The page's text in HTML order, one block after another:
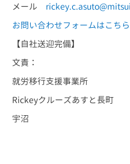
メール
お問い合わせフォームはこちら
【自社送迎完備】
文責：
就労移行支援事業所
Rickeyクルーズあすと長町
宇沼